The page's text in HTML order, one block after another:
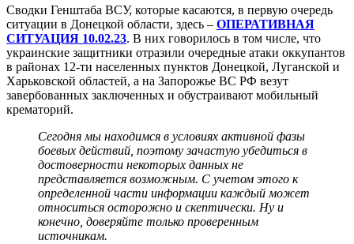
Сводки Генштаба ВСУ, которые касаются, в первую очередь
ситуации в Донецкой области, здесь – ОПЕРАТИВНАЯ
СИТУАЦИЯ 10.02.23. В них говорилось в том числе, что
украинские защитники отразили очередные атаки оккупантов
в районах 12-ти населенных пунктов Донецкой, Луганской и
Харьковской областей, а на Запорожье ВС РФ везут
завербованных заключенных и обустраивают мобильный
крематорий.
Сегодня мы находимся в условиях активной фазы
боевых действий, поэтому зачастую убедиться в
достоверности некоторых данных не
представляется возможным. С учетом этого к
определенной части информации каждый может
относиться осторожно и скептически. Ну и
конечно, доверяйте только проверенным
источникам.